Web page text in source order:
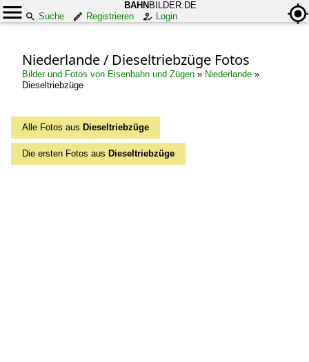
BAHN BILDER.DE
Suche
Registrieren Login
Niederlande / Dieseltriebzüge Fotos
Bilder und Fotos von Eisenbahn und Zügen » Niederlande »
Dieseltriebzüge
Alle Fotos aus Dieseltriebzüge
Die ersten Fotos aus Dieseltriebzüge